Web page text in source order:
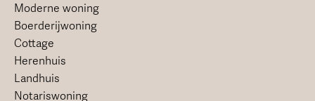
Moderne woning
Boerderijwoning
Cottage
Herenhuis
Landhuis
Notariswoning